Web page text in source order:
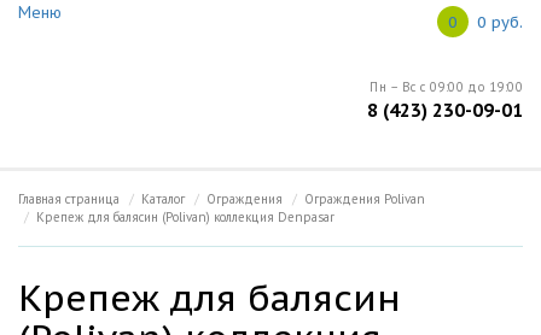
О продукции
5
Open submenu (Каталог)
Каталог
Ваш город: Владивосток
Меню 0 0 руб.
Пн – Вс с 09:00 до 19:00
8 (423) 230-09-01
Главная страница Каталог Ограждения
Ограждения Polivan
Крепеж для балясин (Polivan) коллекция Denpasar
Крепеж для балясин